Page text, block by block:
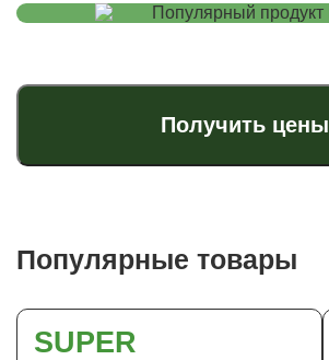
Получить цены
Популярные товары
SUPER